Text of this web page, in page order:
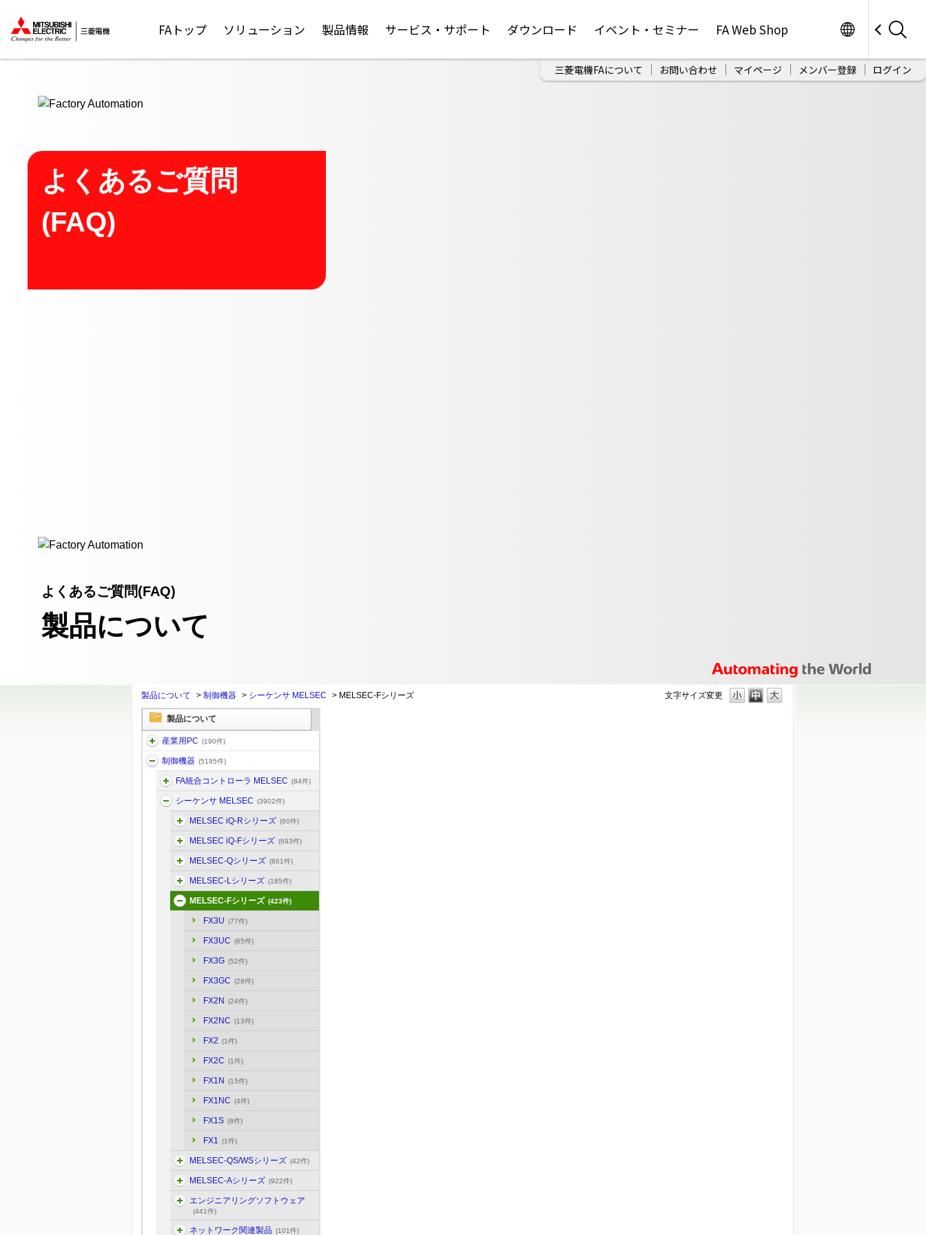
FAトップ ソリューション 製品情報 サービス・サポート ダウンロード イベント・セミナー FA Web Shop
三菱電機FAについて お問い合わせ マイページ メンバー登録 ログイン
よくあるご質問
(FAQ)
よくあるご質問(FAQ)
製品について
文字サイズ変更
製品について > 制御機器 > シーケンサ MELSEC > MELSEC-Fシリーズ
製品について
産業用PC (190件)
制御機器 (5195件)
FA統合コントローラ MELSEC (84件)
シーケンサ MELSEC (3902件)
MELSEC iQ-Rシリーズ (60件)
MELSEC iQ-Fシリーズ (693件)
MELSEC-Qシリーズ (861件)
MELSEC-Lシリーズ (185件)
MELSEC-Fシリーズ (423件)
FX3U (77件)
FX3UC (65件)
FX3G (52件)
FX3GC (28件)
FX2N (24件)
FX2NC (13件)
FX2 (1件)
FX2C (1件)
FX1N (15件)
FX1NC (4件)
FX1S (8件)
FX1 (1件)
MELSEC-QS/WSシリーズ (42件)
MELSEC-Aシリーズ (922件)
エンジニアリングソフトウェア
(441件)
ネットワーク関連製品 (101件)